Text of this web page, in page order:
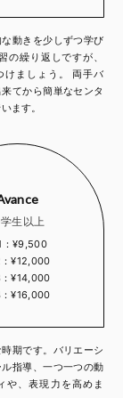
動きを少しずつ学び
の繰り返しですが、
けましょう。 両手バ
てから簡単なセンタ
ます。
生以上
：¥9,500
¥12,000
¥14,000
¥16,000
期です。バリエーシ
指導、一つ一つの動
や、表現力を高めま